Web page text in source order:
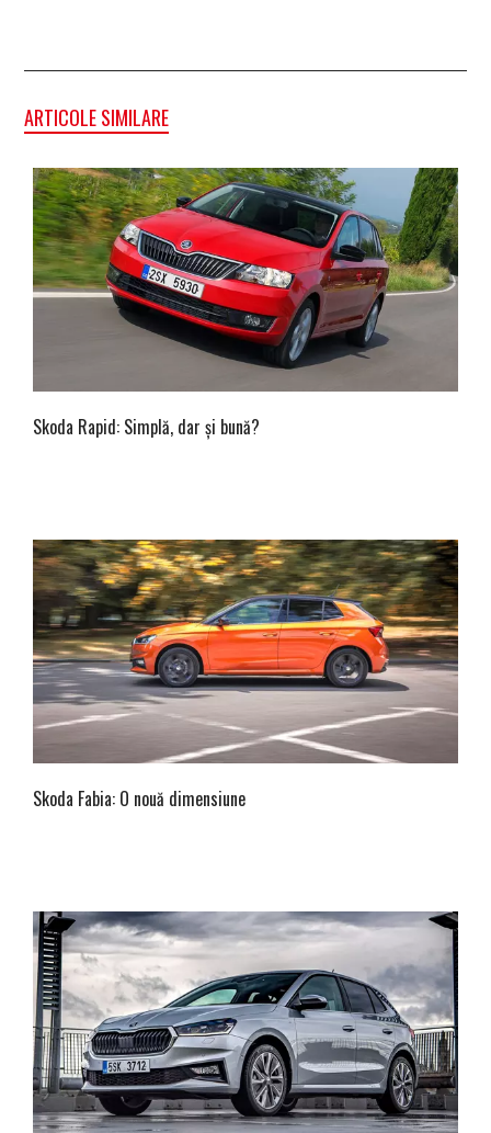
ARTICOLE SIMILARE
Skoda Rapid: Simplă, dar și bună?
Skoda Fabia: O nouă dimensiune